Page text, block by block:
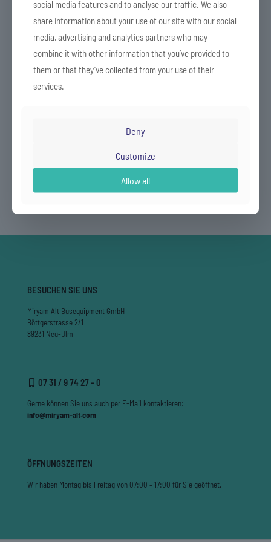
BESUCHEN SIE UNS
Miryam Alt Busequipment GmbH
Böttgerstrasse 2/1
89231 Neu-Ulm
07 31 / 9 74 27 – 0
Gerne können Sie uns auch per E-Mail kontaktieren:
info@miryam-alt.com
ÖFFNUNGSZEITEN
Wir haben Montag bis Freitag von 07:00 – 17:00 für Sie geöffnet.
social media features and to analyse our traffic. We also
share information about your use of our site with our social
media, advertising and analytics partners who may
combine it with other information that you’ve provided to
them or that they’ve collected from your use of their
services.
Deny
Customize
Allow all